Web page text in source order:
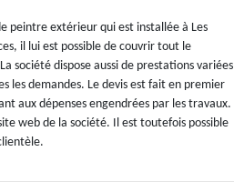
peintre extérieur qui est installée à Les
il lui est possible de couvrir tout le
société dispose aussi de prestations variées
les demandes. Le devis est fait en premier
aux dépenses engendrées par les travaux.
web de la société. Il est toutefois possible